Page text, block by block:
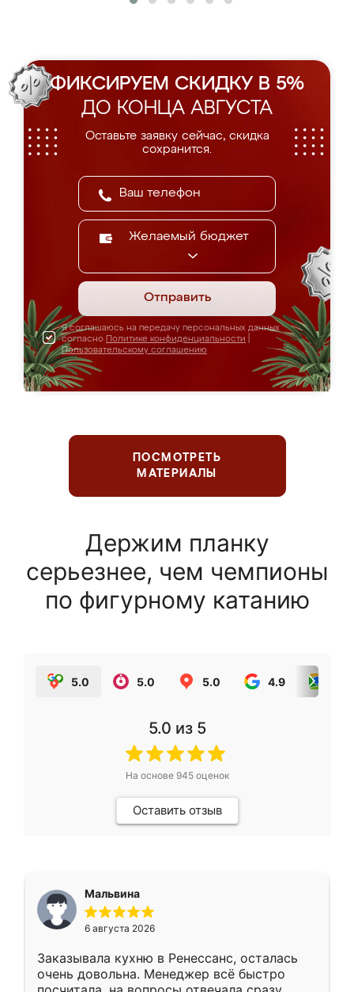
ФИКСИРУЕМ СКИДКУ В 5%
ДО КОНЦА АВГУСТА
Оставьте заявку сейчас, скидка
сохранится.
Желаемый бюджет
Отправить
Я соглашаюсь на передачу персональных данных
согласно Политике конфиденциальности
Пользовательскому соглашению
ПОСМОТРЕТЬ
МАТЕРИАЛЫ
Держим планку
серьезнее, чем чемпионы
по фигурному катанию
5.0 5.0 5.0 4.9
5.0 из 5
На основе 945оценок
Оставить отзыв
Мальвина
6 августа 2026
Заказывала кухню в Ренессанс, осталась
очень довольна. Менеджер всё быстро